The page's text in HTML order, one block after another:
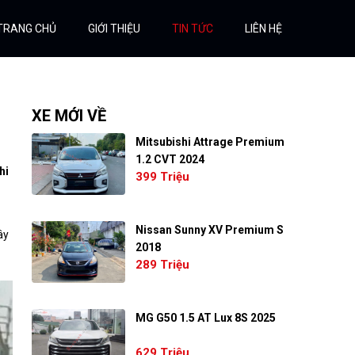
CHỦ GIỚI THIỆU TIN TỨC LIÊN HỆ
XE MỚI VỀ
Mitsubishi Attrage Premium
1.2 CVT 2024
399 Triệu
Nissan Sunny XV Premium S
2018
289 Triệu
MG G50 1.5 AT Lux 8S 2025